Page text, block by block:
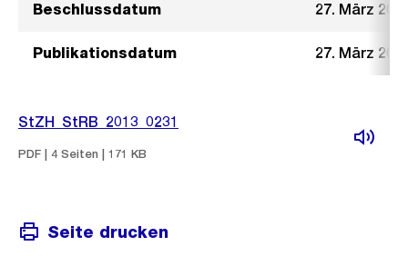
Beschlussdatum 27. März
Publikationsdatum 27. März
StZH_StRB_2013_0231
PDF | 4 Seiten | 171 KB
Seite drucken